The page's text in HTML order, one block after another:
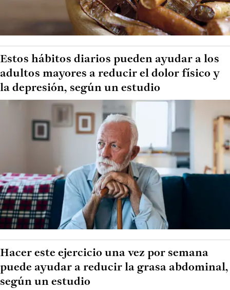
Estos hábitos diarios pueden ayudar a los
adultos mayores a reducir el dolor físico y
la depresión, según un estudio
Hacer este ejercicio una vez por semana
puede ayudar a reducir la grasa abdominal,
según un estudio